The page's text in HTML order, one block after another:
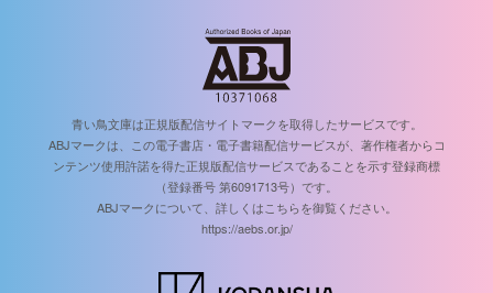
青い鳥文庫は正規版配信サイトマークを取得したサービスです。
ABJマークは、この電子書店・電子書籍配信サービスが、著作権者からコ
ンテンツ使用許諾を得た正規版配信サービスであることを示す登録商標
（登録番号 第6091713号）です。
ABJマークについて、詳しくはこちらを御覧ください。
https://aebs.or.jp/